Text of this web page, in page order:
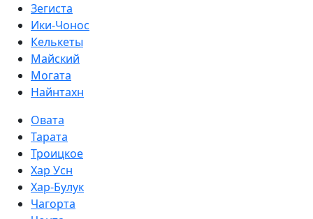
Зегиста
Ики-Чонос
Келькеты
Майский
Могата
Найнтахн
Овата
Тарата
Троицкое
Хар Усн
Хар-Булук
Чагорта